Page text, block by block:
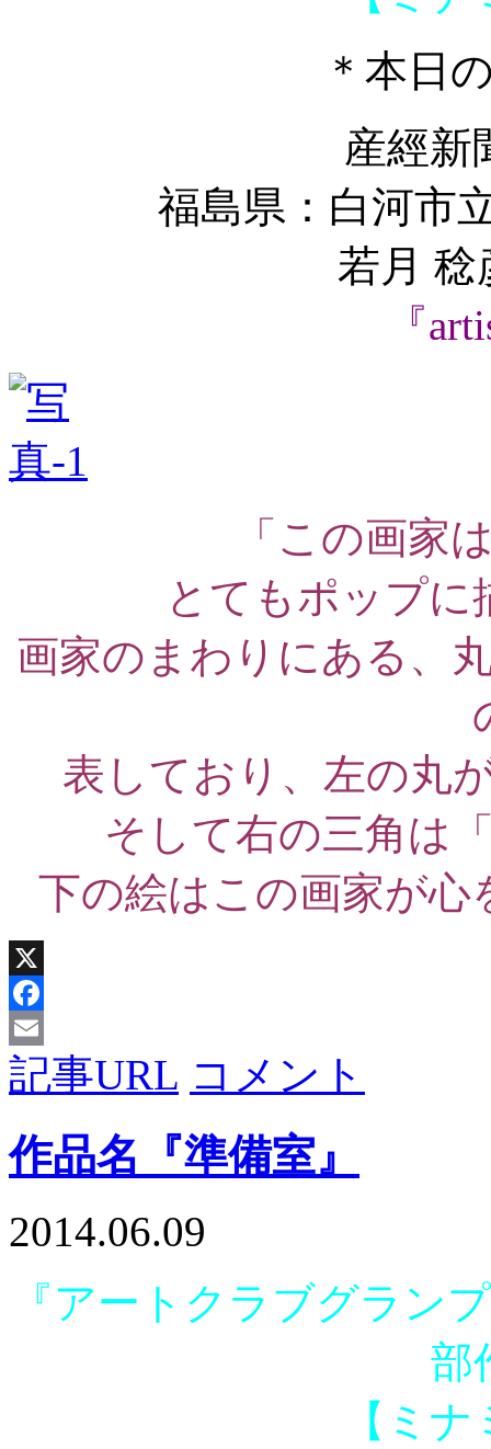
＊本日
産經新
福島県：白河市
若月 稔
『
「この画家
とてもポップ
画家のまわりにある、
表しており、左の丸
そして右の三角は
下の絵はこの画家が
X
Facebook
Email
記事URL コメント
作品名『準備室』
2014.06.09
『アートクラブグラン
部
【ミ